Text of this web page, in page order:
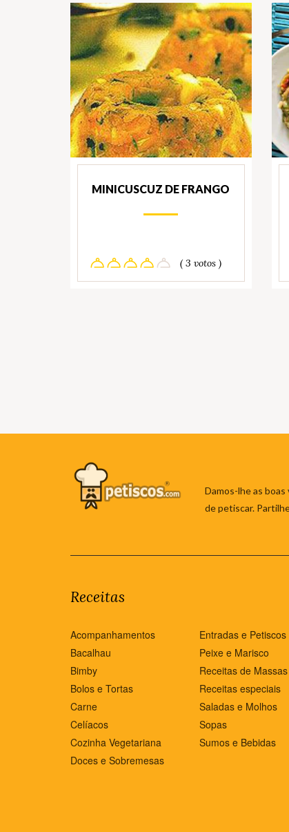
MINICUSCUZ DE FRANGO
( 3 votos )
Damos-lhe as
de petiscar.
Receitas
Acompanhamentos
Bacalhau
Bimby
Bolos e Tortas
Carne
Celíacos
Cozinha Vegetariana
Doces e Sobremesas
Entradas e Petiscos
Peixe e Marisco
Receitas de Massas
Receitas especiais
Saladas e Molhos
Sopas
Sumos e Bebidas